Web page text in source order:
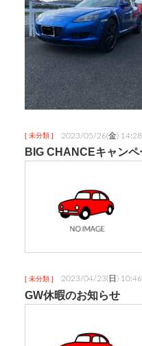
[ 未分類 ] 2023/05/26(金) 14:28
BIG CHANCEキャン
[ 未分類 ] 2023/04/23(日) 10:46
GW休暇のお知らせ